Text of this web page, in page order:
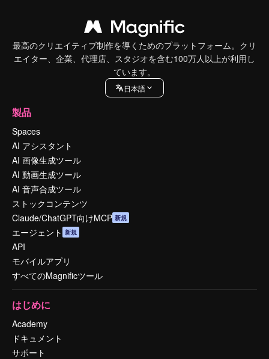
最高のクリエイティブ制作を導くためのプラットフォーム。クリ
エイター、企業、代理店、スタジオを含む100万人以上が利用し
ています。
日本語
製品
Spaces
AI アシスタント
AI 画像生成ツール
AI 動画生成ツール
AI 音声合成ツール
ストックコンテンツ
Claude/ChatGPT向けMCP 新規
エージェント 新規
API
モバイルアプリ
すべてのMagnificツール
はじめに
Academy
ドキュメント
サポート